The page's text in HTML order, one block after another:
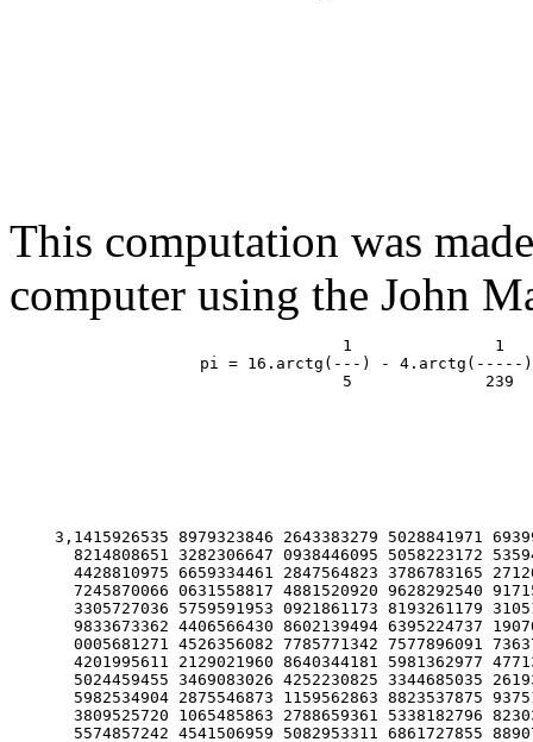
This computation was
computer using the John
                                   1               1
                    pi = 16.arctg(---) - 4.arctg(-----)
3,1415926535 8979323846 2643383279 5028841971 6939937510 5820974944 5923078164 0628620899 8628034825 3421170679
  8214808651 3282306647 0938446095 5058223172 5359408128 4811174502 8410270193 8521105559 6446229489 5493038196
  4428810975 6659334461 2847564823 3786783165 2712019091 4564856692 3460348610 4543266482 1339360726 0249141273
  7245870066 0631558817 4881520920 9628292540 9171536436 7892590360 0113305305 4882046652 1384146951 9415116094
  3305727036 5759591953 0921861173 8193261179 3105118548 0744623799 6274956735 1885752724 8912279381 8301194912
  9833673362 4406566430 8602139494 6395224737 1907021798 6094370277 0539217176 2931767523 8467481846 7669405132
  0005681271 4526356082 7785771342 7577896091 7363717872 1468440901 2249534301 4654958537 1050792279 6892589235
  4201995611 2129021960 8640344181 5981362977 4771309960 5187072113 4999999837 2978049951 0597317328 1609631859
  5024459455 3469083026 4252230825 3344685035 2619311881 7101000313 7838752886 5875332083 8142061717 7669147303
  5982534904 2875546873 1159562863 8823537875 9375195778 1857780532 1712268066 1300192787 6611195909 2164201989
  3809525720 1065485863 2788659361 5338182796 8230301952 0353018529 6899577362 2599413891 2497217752 8347913151
  5574857242 4541506959 5082953311 6861727855 8890750983 8175463746 4939319255 0604009277 0167113900 9848824012
  8583616035 6370766010 4710181942 9555961989 4676783744 9448255379 7747268471 0404753464 6208046684 2590694912
  9331367702 8989152104 7521620569 6602405803 8150193511 2533824300 3558764024 7496473263 9141992726 0426992279
  6782354781 6360093417 2164121992 4586315030 2861829745 5570674983 8505494588 5869269956 9092721079 7509302955
  3211653449 8720275596 0236480665 4991198818 3479775356 6369807426 5425278625 5181841757 4672890977 7727938000
  8164706001 6145249192 1732172147 7235014144 1973568548 1613611573 5255213347 5741849468 4385233239 0739414333
  4547762416 8625189835 6948556209 9219222184 2725502542 5688767179 0494601653 4668049886 2723279178 6085784383
  8279679766 8145410095 3883786360 9506800642 2512520511 7392984896 0841284886 2694560424 1965285022 2106611863
  0674427862 2039194945 0471237137 8696095636 4371917287 4677646575 7396241389 0865832645 9958133904 7802759009
  9465764078 9512694683 9835259570 9825822620 5224894077 2671947826 8482601476 9909026401 3639443745 5305068203
  4962524517 4939965143 1429809190 6592509372 2169646151 5709858387 4105978859 5977297549 8930161753 9284681382
  6868386894 2774155991 8559252459 5395943104 9972524680 8459872736 4469584865 3836736222 6260991246 0805124388
  4390451244 1365497627 8079771569 1435997700 1296160894 4169486855 5848406353 4220722258 2848864815 8456028506
  0168427394 5226746767 8895252138 5225499546 6672782398 6456596116 3548862305 7745649803 5593634568 1743241125
  1507606947 9451096596 0940252288 7971089314 5669136867 2287489405 6010150330 8617928680 9208747609 1782493858
  9009714909 6759852613 6554978189 3129784821 6829989487 2265880485 7564014270 4775551323 7964145152 3746234364
  5428584447 9526586782 1051141354 7357395231 1342716610 2135969536 2314429524 8493718711 0145765403 5902799344
  0374200731 0578539062 1983874478 0847848968 3321445713 8687519435 0643021845 3191048481 0053706146 8067491927
  8191197939 9520614196 6342875444 0643745123 7181921799 9839101591 9561814675 1426912397 4894090718 6494231961
  5679452080 9514655022 5231603881 9301420937 6213785595 6638937787 0830390697 9207734672 2182562599 6615014215
  0306803844 7734549202 6054146659 2520149744 2850732518 6660021324 3408819071 0486331734 6496514539 0579626856
  1005508106 6587969981 6357473638 4052571459 1028970641 4011097120 6280439039 7595156771 5770042033 7869936007
  2305587631 7635942187 3125147120 5329281918 2618612586 7321579198 4148488291 6447060957 5270695722 0917567116
  7229109816 9091528017 3506712748 5832228718 3520935396 5725121083 5791513698 8209144421 0067510334 6711031412
  6711136990 8658516398 3150197016 5151168517 1437657618 3515565088 4909989859 9823873455 2833163550 7647918535
  8932261854 8963213293 3089857064 2046752590 7091548141 6549859461 6371802709 8199430992 4488957571 2828905923
  2332609729 9712084433 5732654893 8239119325 9746366730 5836041428 1388303203 8249037589 8524374417 0291327656
  1809377344 4030707469 2112019130 2033038019 7621101100 4492932151 6084244485 9637669838 9522868478 3123552658
  2131449576 8572624334